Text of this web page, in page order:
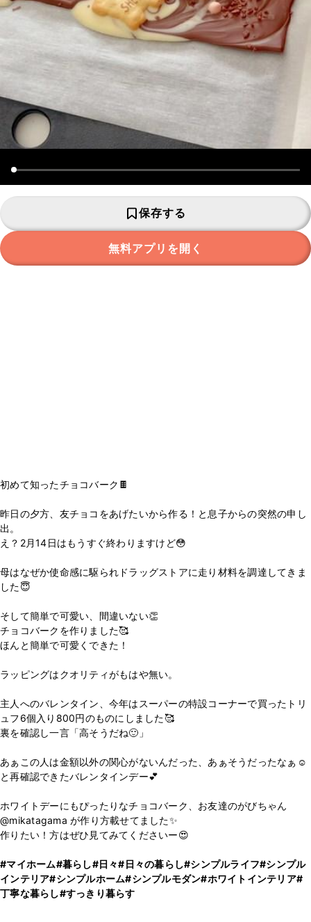
保存する
無料アプリを開く
初めて知ったチョコバーク🍫
昨日の夕方、友チョコをあげたいから作る！と息子からの突然の申し
出。
え？2月14日はもうすぐ終わりますけど😳
母はなぜか使命感に駆られドラッグストアに走り材料を調達してきま
した😇
そして簡単で可愛い、間違いない👏
チョコバークを作りました🥰
ほんと簡単で可愛くできた！
ラッピングはクオリティがもはや無い。
主人へのバレンタイン、今年はスーパーの特設コーナーで買ったトリ
ュフ6個入り800円のものにしました🥰
裏を確認し一言「高そうだね🙂」
あぁこの人は金額以外の関心がないんだった、あぁそうだったなぁ☺️
と再確認できたバレンタインデー💕
ホワイトデーにもぴったりなチョコバーク、お友達のがびちゃん
@mikatagama が作り方載せてました✨
作りたい！方はぜひ見てみてくださいー😍
#マイホーム#暮らし#日々#日々の暮らし#シンプルライフ#シンプル
インテリア#シンプルホーム#シンプルモダン#ホワイトインテリア#
丁寧な暮らし#すっきり暮らす